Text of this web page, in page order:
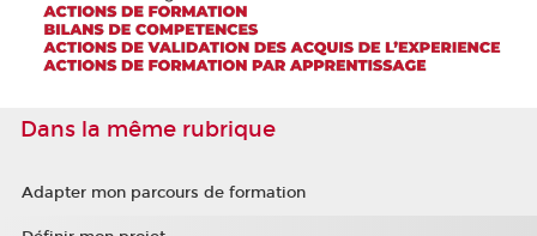
Dans la même rubrique
Adapter mon parcours de formation